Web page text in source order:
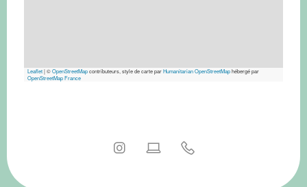
Leaflet|©OpenStreetMapcontributeurs, style de carte parHumanitarian OpenStreetMaphébergé par
OpenStreetMap France